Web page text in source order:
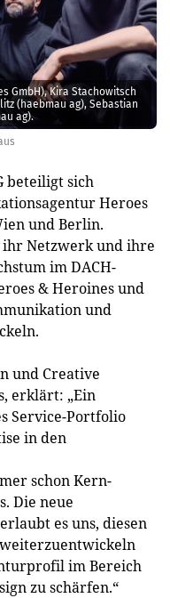
GmbH), Kira Stachowitsch
(haebmau ag), Sebastian
ag).
beteiligt sich
Heroes
und Berlin.
Netzwerk und ihre
im DACH-
& Heroines und
und
und Creative
erklärt: „Ein
Service-Portfolio
in den
schon Kern-
Die neue
es uns, diesen
im Bereich
zu schärfen.“